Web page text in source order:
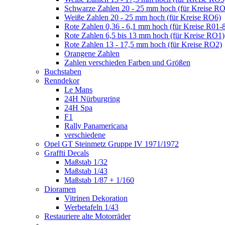
Schwarze Zahlen 20 - 25 mm hoch (für Kreise
Weiße Zahlen 20 - 25 mm hoch (für Kreise RO6)
Rote Zahlen 0,36 - 6,1 mm hoch (für Kreise R01-
Rote Zahlen 6,5 bis 13 mm hoch (für Kreise RO1)
Rote Zahlen 13 - 17,5 mm hoch (für Kreise RO2)
Orangene Zahlen
Zahlen verschieden Farben und Größen
Buchstaben
Renndekor
Le Mans
24H Nürburgring
24H Spa
F1
Rally Panamericana
verschiedene
Opel GT Steinmetz Gruppe IV 1971/1972
Graffti Decals
Maßstab 1/32
Maßstab 1/43
Maßstab 1/87 + 1/160
Dioramen
Vitrinen Dekoration
Werbetafeln 1/43
Restauriere alte Motorräder